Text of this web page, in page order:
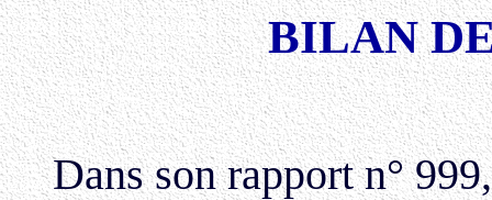
BILAN
Dans son rapport n°